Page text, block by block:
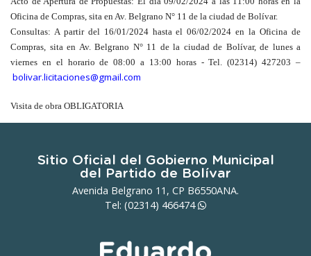
Oficina de Compras, sita en Av. Belgrano N° 11 de la ciudad de Bolívar.
Consultas: A partir del 16/01/2024 hasta el 06/02/2024 en la Oficina de
Compras, sita en Av. Belgrano N° 11 de la ciudad de Bolívar, de lunes a
viernes en el horario de 08:00 a 13:00 horas - Tel. (02314) 427203 –
bolivar.licitaciones@gmail.com
Visita de obra OBLIGATORIA
Sitio Oficial del Gobierno Municipal
del Partido de Bolívar
Avenida Belgrano 11, CP B6550ANA.
Tel: (02314) 466474